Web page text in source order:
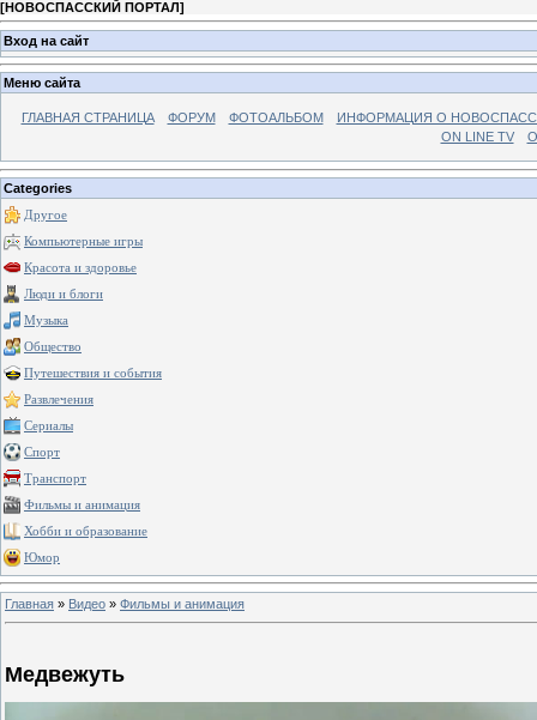
[НОВОСПАССКИЙ ПОРТАЛ]
Вход на сайт
Меню сайта
ГЛАВНАЯ СТРАНИЦА ФОРУМ ФОТОАЛЬБОМ
ИНФОРМАЦИЯ О
ON LINE TV
Categories
Другое
Компьютерные игры
Красота и здоровье
Люди и блоги
Музыка
Общество
Путешествия и события
Развлечения
Сериалы
Спорт
Транспорт
Фильмы и анимация
Хобби и образование
Юмор
Главная » Видео » Фильмы и анимация
Медвежуть